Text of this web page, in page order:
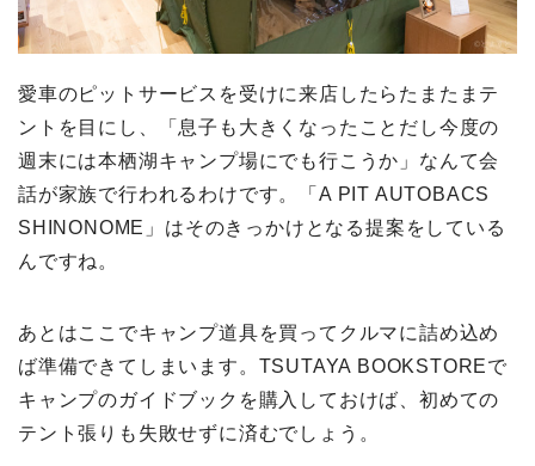
愛車のピットサービスを受けに来店したらたまたまテ
ントを目にし、「息子も大きくなったことだし今度の
週末には本栖湖キャンプ場にでも行こうか」なんて会
話が家族で行われるわけです。「A PIT AUTOBACS
SHINONOME」はそのきっかけとなる提案をしている
んですね。
あとはここでキャンプ道具を買ってクルマに詰め込め
ば準備できてしまいます。TSUTAYA BOOKSTOREで
キャンプのガイドブックを購入しておけば、初めての
テント張りも失敗せずに済むでしょう。